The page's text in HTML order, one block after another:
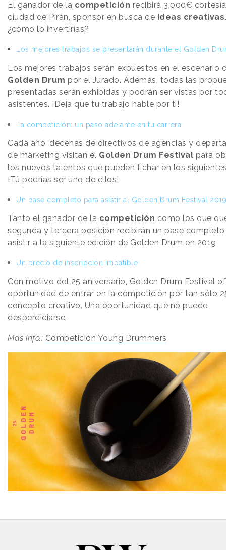
El ganador de la competición recibirá 3.000€
ciudad de Pirán, sponsor en busca de ideas
¿cómo lo invertirías?
Los mejores trabajos se presentarán durante el Golden
Los mejores trabajos serán expuestos en el escenario
Golden Drum por el Jurado. Además, todas las
presentadas serán exhibidas y podrán ser vistas por
asistentes. ¡Deja que tu trabajo hable por ti!
La competición: un paso adelante en tu carrera
Cada año, decenas de directivos de agencias y
de marketing visitan el Golden Drum Festival para
los nuevos talentos que pueden fichar en los
¡Tú podrías ser uno de ellos!
Un pase completo para asistir al Golden Drum Festival 2019
Tanto el ganador de la competición como los que
segunda y tercera posición recibirán un pase
asistir a la siguiente edición de Golden Drum en 2019.
Un precio de inscripción imbatible
Con motivo del 25 aniversario, Golden Drum Festival
oportunidad de entrar en la competición por tan sólo
concepto creativo. Una oportunidad que no puede
desperdiciarse.
Más info.: Competición Young Drummers